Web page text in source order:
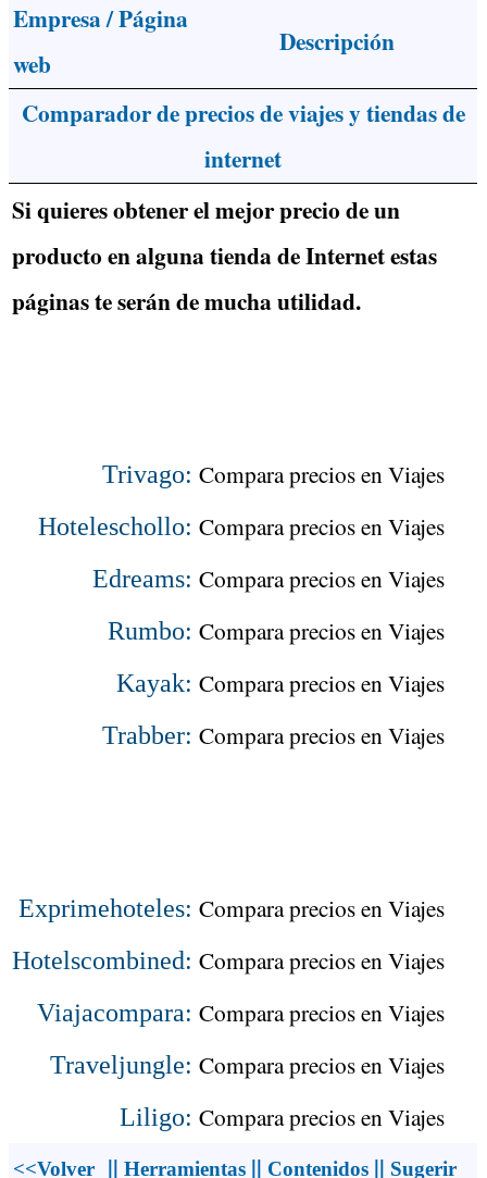
Empresa / Página
web
Descripción
Comparador de precios de viajes y tiendas de
internet
Si quieres obtener el mejor precio de un
producto en alguna tienda de Internet estas
páginas te serán de mucha utilidad.
Trivago: Compara precios en Viajes
Hoteleschollo: Compara precios en Viajes
Edreams: Compara precios en Viajes
Rumbo: Compara precios en Viajes
Kayak: Compara precios en Viajes
Trabber: Compara precios en Viajes
Exprimehoteles: Compara precios en Viajes
Hotelscombined: Compara precios en Viajes
Viajacompara: Compara precios en Viajes
Traveljungle: Compara precios en Viajes
Liligo: Compara precios en Viajes
<<Volver || Herramientas || Contenidos || Sugerir